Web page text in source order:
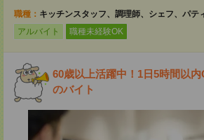
職種： キッチンスタッフ、調理師、シェフ、パテ
アルバイト
職種未経験OK
60歳以上活躍中！1日5時間以内
のバイト